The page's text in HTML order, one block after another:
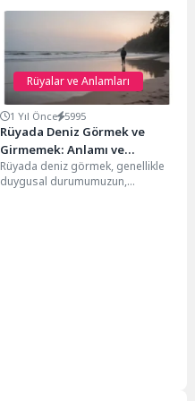
Rüyalar ve Anlamları
1 Yıl Önce 5995
Rüyada Deniz Görmek ve
Girmemek: Anlamı ve
Yorumları
Rüyada deniz görmek, genellikle
duygusal durumumuzun,